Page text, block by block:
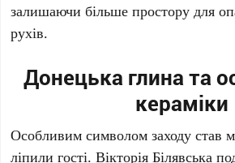
залишаючи більше простору для
рухів.
Донецька глина та
кераміки
Особливим символом заходу став
ліпили гості.Вікторія Білявська